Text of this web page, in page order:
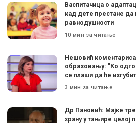
Васпитачица о
кад дете престане да
равнодушности
10 мин за читање
Нешовић
образовању: ”Ко
се плаши да ће
3 мин за читање
Др Пановић: Мајке
храну у тањире целој